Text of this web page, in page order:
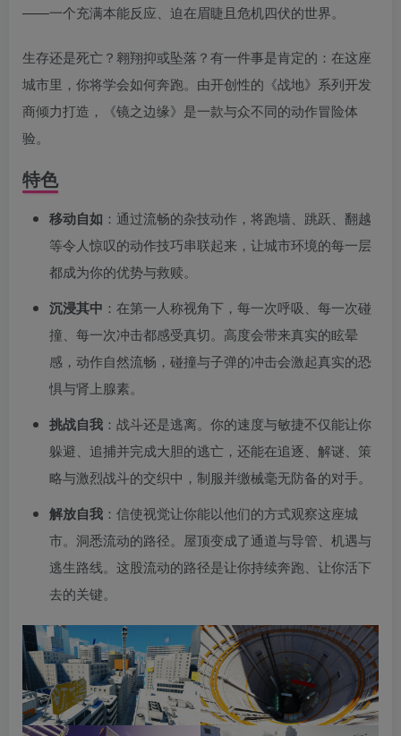
——一个充满本能反应、迫在眉睫且危机四伏的世界。
生存还是死亡？翱翔抑或坠落？有一件事是肯定的：在这座
城市里，你将学会如何奔跑。由开创性的《战地》系列开发
商倾力打造，《镜之边缘》是一款与众不同的动作冒险体
验。
特色
移动自如 ：通过流畅的杂技动作，将跑墙、跳跃、翻越
等令人惊叹的动作技巧串联起来，让城市环境的每一层
都成为你的优势与救赎。
沉浸其中 ：在第一人称视角下，每一次呼吸、每一次碰
撞、每一次冲击都感受真切。高度会带来真实的眩晕
感，动作自然流畅，碰撞与子弹的冲击会激起真实的恐
惧与肾上腺素。
挑战自我 ：战斗还是逃离。你的速度与敏捷不仅能让你
躲避、追捕并完成大胆的逃亡，还能在追逐、解谜、策
略与激烈战斗的交织中，制服并缴械毫无防备的对手。
解放自我 ：信使视觉让你能以他们的方式观察这座城
市。洞悉流动的路径。屋顶变成了通道与导管、机遇与
逃生路线。这股流动的路径是让你持续奔跑、让你活下
去的关键。